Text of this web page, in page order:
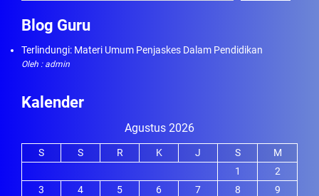
Blog Guru
Terlindungi: Materi Umum Penjaskes Dalam Pendidikan
Oleh : admin
Kalender
Agustus 2026
S S R K J S
M
1
2
3
4 5 6 7 8
9